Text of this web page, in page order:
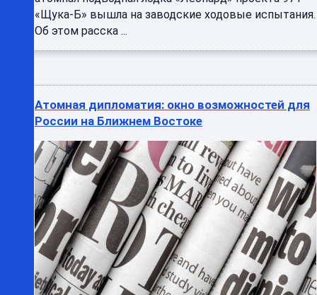
«Щука-Б» вышла на заводские ходовые испытания.
Об этом расска ...
Атомная дипломатия: окно возможностей для
России на Ближнем Востоке